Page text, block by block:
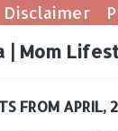
Disclaimer
| Mom
FROM APRIL,